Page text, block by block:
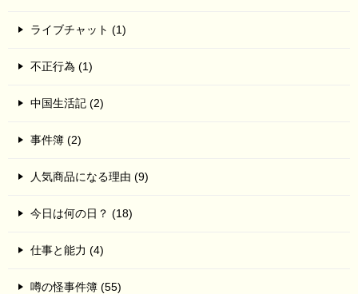
ライブチャット (1)
不正行為 (1)
中国生活記 (2)
事件簿 (2)
人気商品になる理由 (9)
今日は何の日？ (18)
仕事と能力 (4)
噂の怪事件簿 (55)